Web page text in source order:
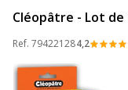
Cléopâtre - Lot de
Ref. 794221284,2